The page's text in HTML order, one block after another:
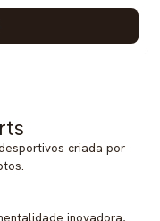
criada por
inovadora,